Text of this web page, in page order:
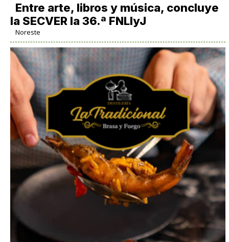
Entre arte, libros y música, concluye
la SECVER la 36.ª FNLIyJ
Noreste